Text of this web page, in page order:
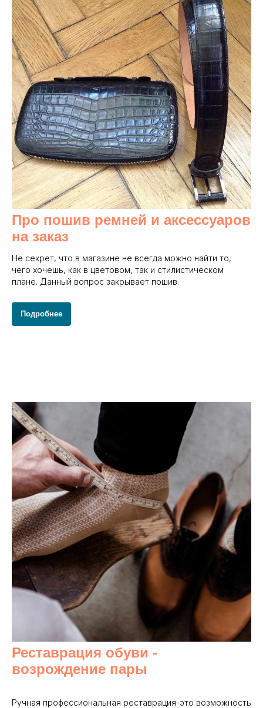
Про пошив ремней и аксессуаров
на заказ
Не секрет, что в магазине не всегда можно найти то,
чего хочешь, как в цветовом, так и стилистическом
плане. Данный вопрос закрывает пошив.
Подробнее
Реставрация обуви -
возрождение пары
Ручная профессиональная реставрация-это возможность